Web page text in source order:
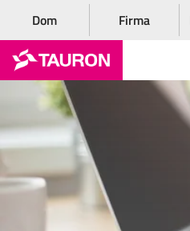
Dom Firma